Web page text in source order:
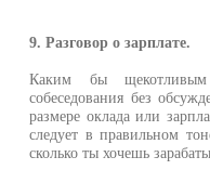
9. Разговор о зарплате.
Каким бы
собеседования без
размере оклада или
следует в правильном
сколько ты хочешь